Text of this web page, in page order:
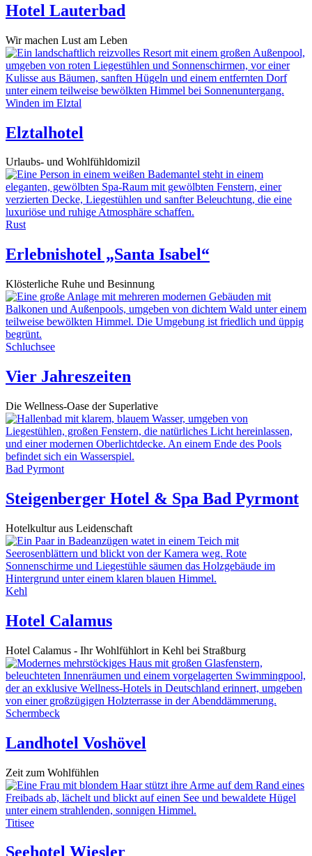
Hotel Lauterbad
Wir machen Lust am Leben
Winden im Elztal
Elztalhotel
Urlaubs- und Wohlfühldomizil
Rust
Erlebnishotel „Santa Isabel“
Klösterliche Ruhe und Besinnung
Schluchsee
Vier Jahreszeiten
Die Wellness-Oase der Superlative
Bad Pyrmont
Steigenberger Hotel & Spa Bad Pyrmont
Hotelkultur aus Leidenschaft
Kehl
Hotel Calamus
Hotel Calamus - Ihr Wohlfühlort in Kehl bei Straßburg
Schermbeck
Landhotel Voshövel
Zeit zum Wohlfühlen
Titisee
Seehotel Wiesler